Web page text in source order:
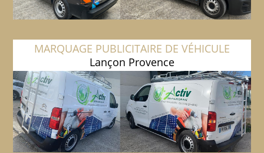
MARQUAGE PUBLICITAIRE DE VÉHICULE
Lançon Provence